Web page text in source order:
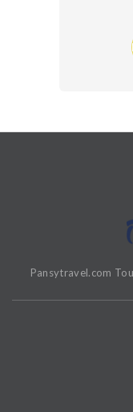
Pansytravel.com